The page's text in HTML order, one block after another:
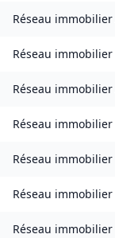
Réseau immobilier
Réseau immobilier
Réseau immobilier
Réseau immobilier
Réseau immobilier
Réseau immobilier
Réseau immobilier